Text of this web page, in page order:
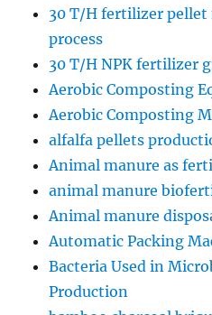
30 T/H fertilizer
process
30 T/H NPK fertilizer
Aerobic Composting
Aerobic Composting
alfalfa pellets
Animal manure as
animal manure
Animal manure
Automatic Packing
Bacteria Used in
Production